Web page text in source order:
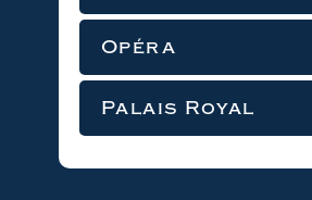
Opéra
Palais Royal